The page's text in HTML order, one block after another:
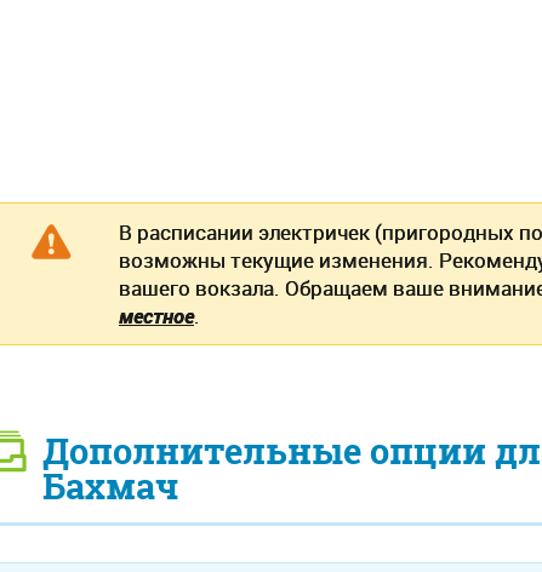
В расписании электричек (пригородных
возможны текущие изменения.
вашего вокзала. Обращаем ваше
местное.
Дополнительные опции
Бахмач